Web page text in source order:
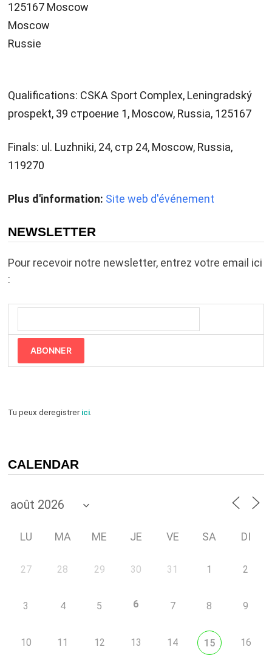
125167 Moscow
Moscow
Russie
Qualifications: CSKA Sport Complex, Leningradský
prospekt, 39 строение 1, Moscow, Russia, 125167
Finals: ul. Luzhniki, 24, стр 24, Moscow, Russia,
119270
Plus d'information: Site web d'événement
NEWSLETTER
Pour recevoir notre newsletter, entrez votre email ici
:
ABONNER
Tu peux deregistrerici.
CALENDAR
LU MA ME JE VE SA DI
27 28 29 30 31 1 2
3 4 5 6 7 8 9
10 11 12 13 14 15 16